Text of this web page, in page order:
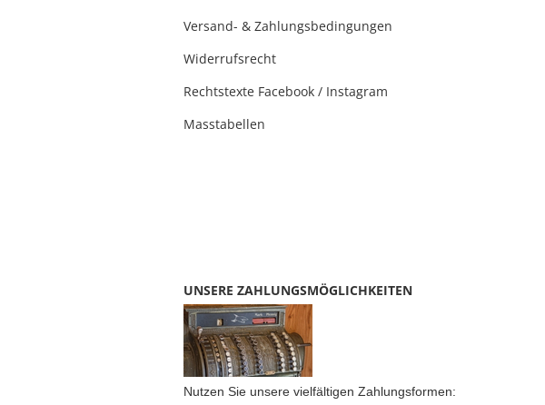
Versand- & Zahlungsbedingungen
Widerrufsrecht
Rechtstexte Facebook / Instagram
Masstabellen
UNSERE ZAHLUNGSMÖGLICHKEITEN
Nutzen Sie unsere vielfältigen Zahlungsformen: